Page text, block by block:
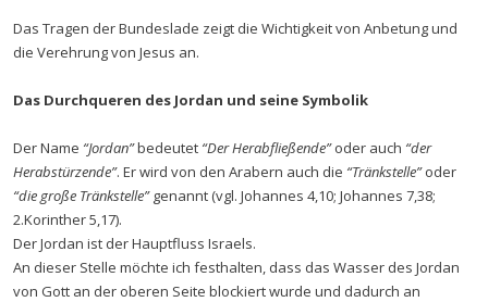
Das Tragen der Bundeslade zeigt die Wichtigkeit von Anbetung und
die Verehrung von Jesus an.
Das Durchqueren des Jordan und seine Symbolik
Der Name “Jordan”bedeutet “Der Herabfließende”oder auch “der
Herabstürzende”. Er wird von den Arabern auch die “Tränkstelle”oder
“die große Tränkstelle”genannt (vgl. Johannes 4,10; Johannes 7,38;
2.Korinther 5,17).
Der Jordan ist der Hauptfluss Israels.
An dieser Stelle möchte ich festhalten, dass das Wasser des Jordan
von Gott an der oberen Seite blockiert wurde und dadurch an